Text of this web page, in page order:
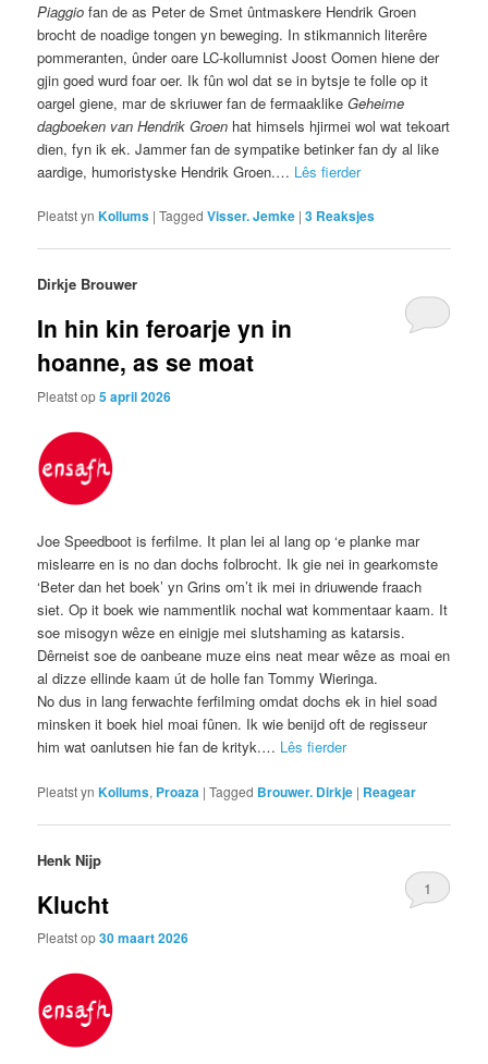
Piaggio fan de as Peter de Smet ûntmaskere Hendrik Groen
brocht de noadige tongen yn beweging. In stikmannich literêre
pommeranten, ûnder oare LC-kollumnist Joost Oomen hiene der
gjin goed wurd foar oer. Ik fûn wol dat se in bytsje te folle op it
oargel giene, mar de skriuwer fan de fermaaklikeGeheime
dagboeken van Hendrik Groen hat himsels hjirmei wol wat tekoart
dien, fyn ik ek. Jammer fan de sympatike betinker fan dy al like
aardige, humoristyske Hendrik Groen.… Lês fierder
Pleatst yn Kollums |Tagged Visser. Jemke |3 Reaksjes
Dirkje Brouwer
In hin kin feroarje yn in
hoanne, as se moat
Pleatst op5 april 2026
Joe Speedboot is ferfilme. It plan lei al lang op ‘e planke mar
mislearre en is no dan dochs folbrocht. Ik gie nei in gearkomste
‘Beter dan het boek’ yn Grins om’t ik mei in driuwende fraach
siet. Op it boek wie nammentlik nochal wat kommentaar kaam. It
soe misogyn wêze en einigje mei slutshaming as katarsis.
Dêrneist soe de oanbeane muze eins neat mear wêze as moai en
al dizze ellinde kaam út de holle fan Tommy Wieringa.
No dus in lang ferwachte ferfilming omdat dochs ek in hiel soad
minsken it boek hiel moai fûnen. Ik wie benijd oft de regisseur
him wat oanlutsen hie fan de krityk.… Lês fierder
Pleatst yn Kollums, Proaza |Tagged Brouwer. Dirkje | Reagear
Henk Nijp
Klucht
Pleatst op30 maart 2026
1